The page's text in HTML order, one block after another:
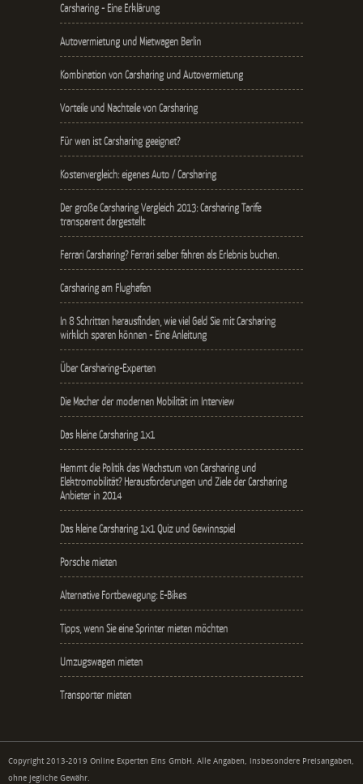
Carsharing - Eine Erklärung
Autovermietung und Mietwagen Berlin
Kombination von Carsharing und Autovermietung
Vorteile und Nachteile von Carsharing
Für wen ist Carsharing geeignet?
Kostenvergleich: eigenes Auto / Carsharing
Der große Carsharing Vergleich 2013: Carsharing Tarife
transparent dargestellt
Ferrari Carsharing? Ferrari selber fahren als Erlebnis buchen.
Carsharing am Flughafen
In 8 Schritten herausfinden, wie viel Geld Sie mit Carsharing
wirklich sparen können - Eine Anleitung
Über Carsharing-Experten
Die Macher der modernen Mobilität im Interview
Das kleine Carsharing 1x1
Hemmt die Politik das Wachstum von Carsharing und
Elektromobilität? Herausforderungen und Ziele der Carsharing
Anbieter in 2014
Das kleine Carsharing 1x1 Quiz und Gewinnspiel
Porsche mieten
Alternative Fortbewegung: E-Bikes
Tipps, wenn Sie eine Sprinter mieten möchten
Umzugswagen mieten
Transporter mieten
Copyright 2013-2019 Online Experten Eins GmbH. Alle Angaben, insbesondere Preisangaben,
ohne jegliche Gewähr.